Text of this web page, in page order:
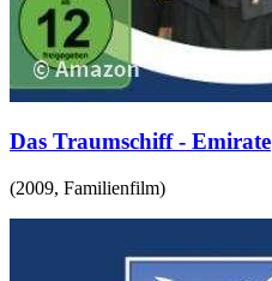
Das Traumschiff - Emirate
(2009, Familienfilm)